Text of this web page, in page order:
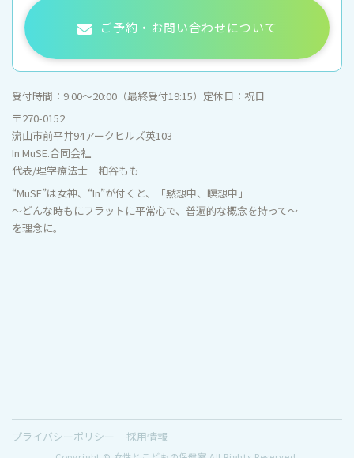
ご予約・お問い合わせについて
受付時間： 9:00〜20:00（最終受付19:15） 定休日： 祝日
〒270-0152
流山市前平井94アークヒルズ英103
In MuSE.合同会社
代表/理学療法士 粕谷もも
“MuSE”は女神、“In”が付くと、「黙想中、瞑想中」
～どんな時もにフラットに平常心で、普遍的な概念を持って～
を理念に。
プライバシーポリシー 採用情報